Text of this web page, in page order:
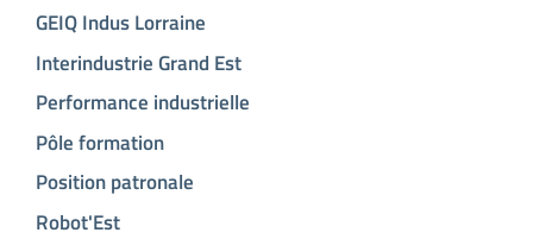
GEIQ Indus Lorraine
Interindustrie Grand Est
Performance industrielle
Pôle formation
Position patronale
Robot'Est